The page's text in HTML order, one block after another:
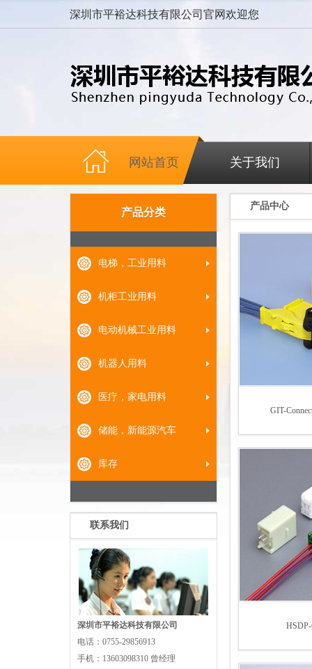
深圳市平裕达科技有限公司官网欢迎您
网站首页 关于我们
产品分类
电梯，工业用料
机柜工业用料
电动机械工业用料
机器人用料
医疗，家电用料
储能，新能源汽车
库存
联系我们
深圳市平裕达科技有限公司
电话： 0755-29856913
手机： 13603098310 曾经理
产品中心
GIT-
HSDP-